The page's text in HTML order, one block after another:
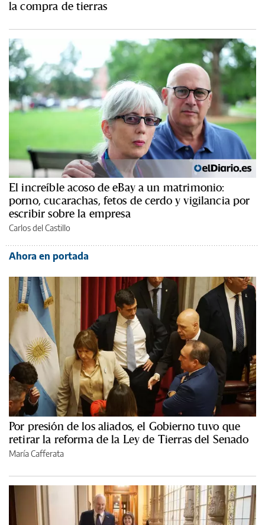
la compra de tierras
El increíble acoso de eBay a un matrimonio:
porno, cucarachas, fetos de cerdo y vigilancia por
escribir sobre la empresa
Carlos del Castillo
Ahora en portada
Por presión de los aliados, el Gobierno tuvo que
retirar la reforma de la Ley de Tierras del Senado
María Cafferata